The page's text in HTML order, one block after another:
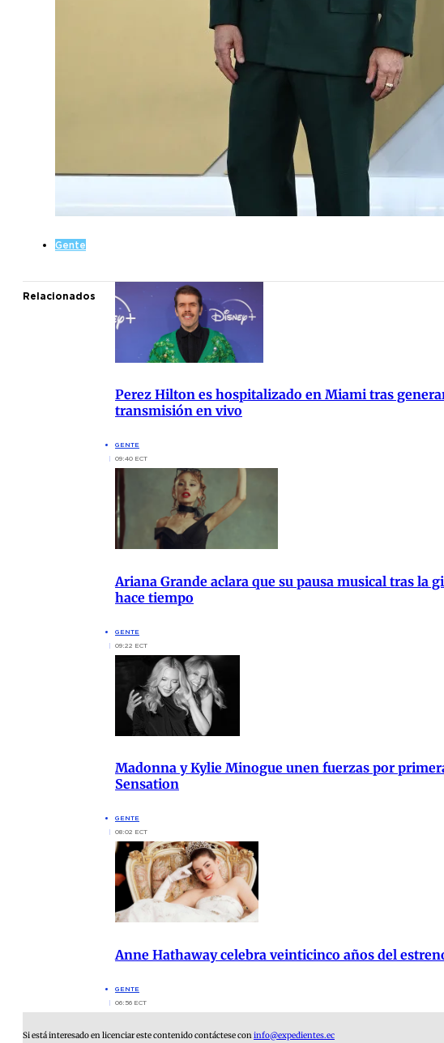
Gente
Relacionados
Perez Hilton es hospitalizado en Miami tras
transmisión en vivo
GENTE
09:40 ECT
Ariana Grande aclara que su pausa musical tras la
hace tiempo
GENTE
09:22 ECT
Madonna y Kylie Minogue unen fuerzas por
Sensation
GENTE
08:02 ECT
Anne Hathaway celebra veinticinco años del
GENTE
06:56 ECT
Si está interesado en licenciar este contenido contáctese coninfo@expedientes.ec